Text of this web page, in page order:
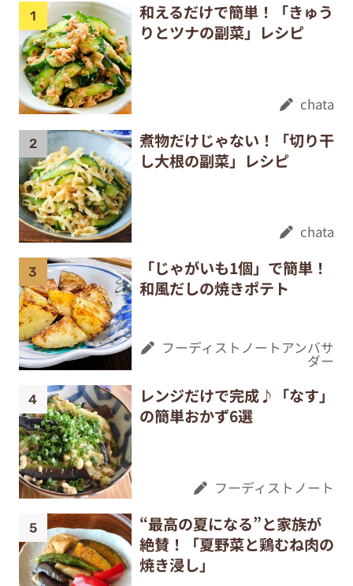
和えるだけで簡単！「きゅう
りとツナの副菜」レシピ
chata
煮物だけじゃない！「切り干
し大根の副菜」レシピ
chata
「じゃがいも1個」で簡単！
和風だしの焼きポテト
フーディストノートアンバサ
ダー
レンジだけで完成♪「なす」
の簡単おかず6選
フーディストノート
“最高の夏になる”と家族が
絶賛！「夏野菜と鶏むね肉の
焼き浸し」